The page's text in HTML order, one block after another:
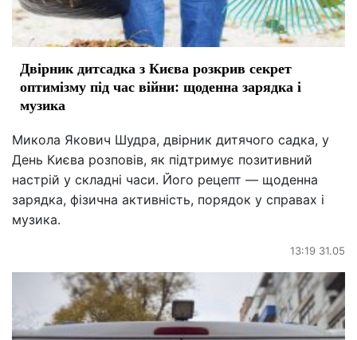
Двірник дитсадка з Києва розкрив секрет
оптимізму під час війни: щоденна зарядка і
музика
Микола Якович Шудра, двірник дитячого садка, у
День Києва розповів, як підтримує позитивний
настрій у складні часи. Його рецепт — щоденна
зарядка, фізична активність, порядок у справах і
музика.
13:19 31.05